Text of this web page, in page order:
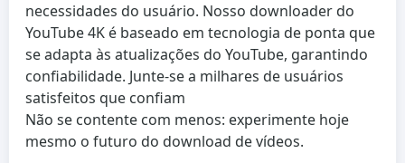
necessidades do usuário. Nosso downloader do
YouTube 4K é baseado em tecnologia de ponta que
se adapta às atualizações do YouTube, garantindo
confiabilidade. Junte-se a milhares de usuários
satisfeitos que confiam
Não se contente com menos: experimente hoje
mesmo o futuro do download de vídeos.